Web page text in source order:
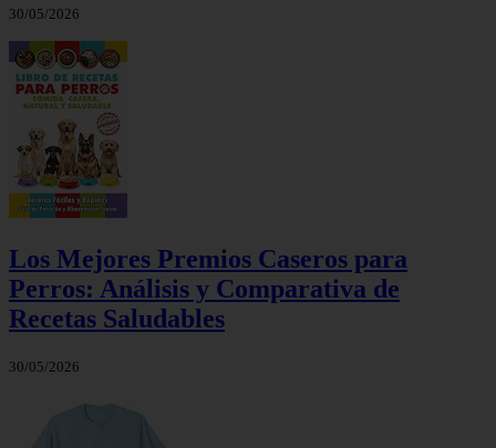
30/05/2026
Los Mejores Premios Caseros para
Perros: Análisis y Comparativa de
Recetas Saludables
30/05/2026